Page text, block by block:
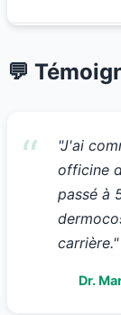
💬
"J'ai
officine
passé à
carrière."
Dr.